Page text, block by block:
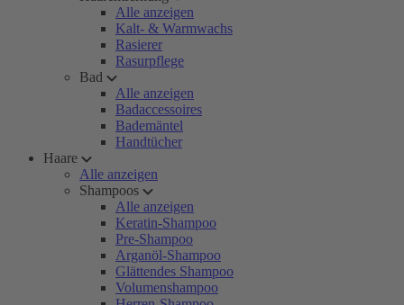
Alle anzeigen
Kalt- & Warmwachs
Rasierer
Rasurpflege
Bad
Alle anzeigen
Badaccessoires
Bademäntel
Handtücher
Haare
Alle anzeigen
Shampoos
Alle anzeigen
Keratin-Shampoo
Pre-Shampoo
Arganöl-Shampoo
Glättendes Shampoo
Volumenshampoo